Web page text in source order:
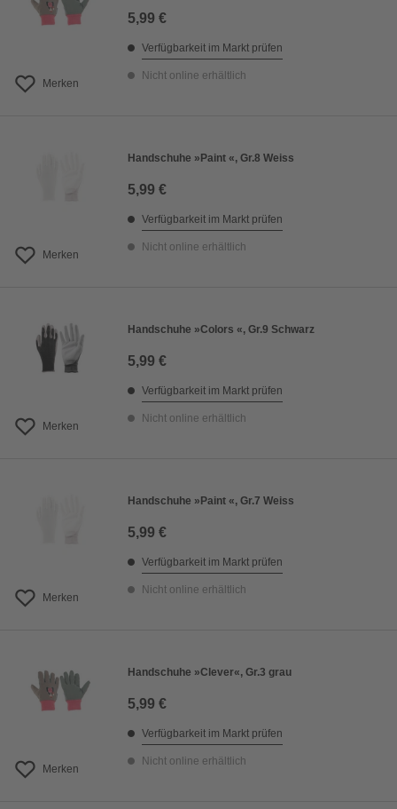
Merken
5,99 €
Verfügbarkeit im Markt prüfen
Nicht online erhältlich
Merken
Handschuhe »Paint «, Gr.8 Weiss
5,99 €
Verfügbarkeit im Markt prüfen
Nicht online erhältlich
Merken
Handschuhe »Colors «, Gr.9 Schwarz
5,99 €
Verfügbarkeit im Markt prüfen
Nicht online erhältlich
Merken
Handschuhe »Paint «, Gr.7 Weiss
5,99 €
Verfügbarkeit im Markt prüfen
Nicht online erhältlich
Merken
Handschuhe »Clever«, Gr.3 grau
5,99 €
Verfügbarkeit im Markt prüfen
Nicht online erhältlich